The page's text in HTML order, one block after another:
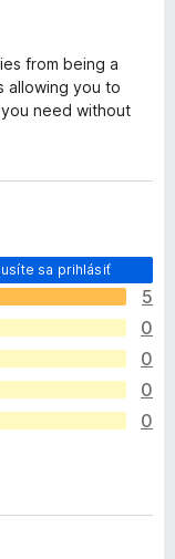
from being a
allowing you to
need without
sa prihlásiť
5
0
0
0
0